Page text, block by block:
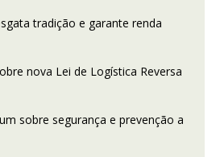
tradição e garante renda
nova Lei de Logística Reversa
sobre segurança e prevenção a